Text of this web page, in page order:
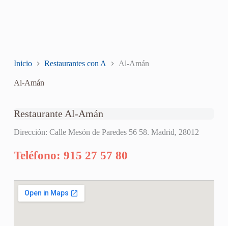
Inicio Restaurantes con A Al-Amán
Al-Amán
Restaurante Al-Amán
Dirección: Calle Mesón de Paredes 56 58. Madrid, 28012
Teléfono: 915 27 57 80